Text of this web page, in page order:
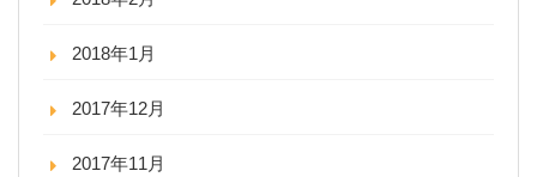
2018年1月
2017年12月
2017年11月